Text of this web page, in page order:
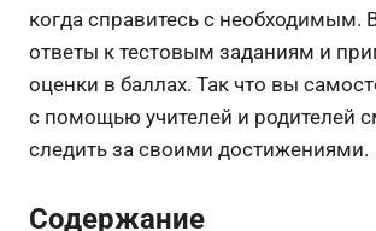
когда справитесь с необходимым.
ответы к тестовым заданиям и
оценки в баллах. Так что вы
с помощью учителей и родителей
следить за своими достижениями.
Содержание